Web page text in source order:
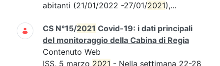
abitanti (21/01/2022 -27/01/2021),...
CS N°15/2021 Covid-19: i dati principali
del monitoraggio della Cabina di Regia
Contenuto Web
ISS, 5 marzo 2021 - Nella settimana 22-28